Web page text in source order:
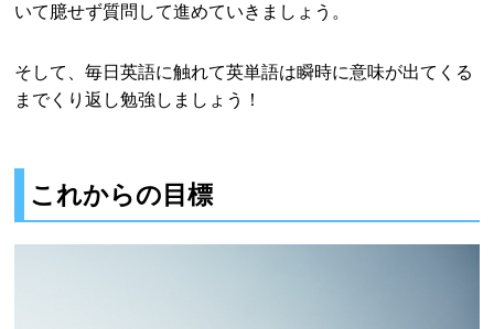
いて臆せず質問して進めていきましょう。
そして、毎日英語に触れて英単語は瞬時に意味が出てくる
までくり返し勉強しましょう！
これからの目標